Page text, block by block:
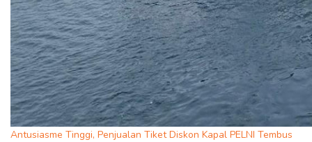
Antusiasme Tinggi, Penjualan Tiket Diskon Kapal PELNI Tembus